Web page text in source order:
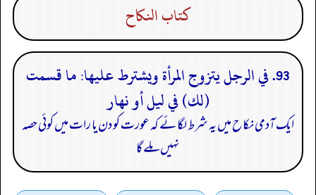
كتاب النكاح
93. في الرجل يتزوج المرأة ويشترط عليها: ما قسمت
(لك) في ليل أو نهار
ایک آدمی نکاح میں یہ شرط لگائے کہ عورت کو دن یا رات میں کوئی حصہ
نہیں ملے گا